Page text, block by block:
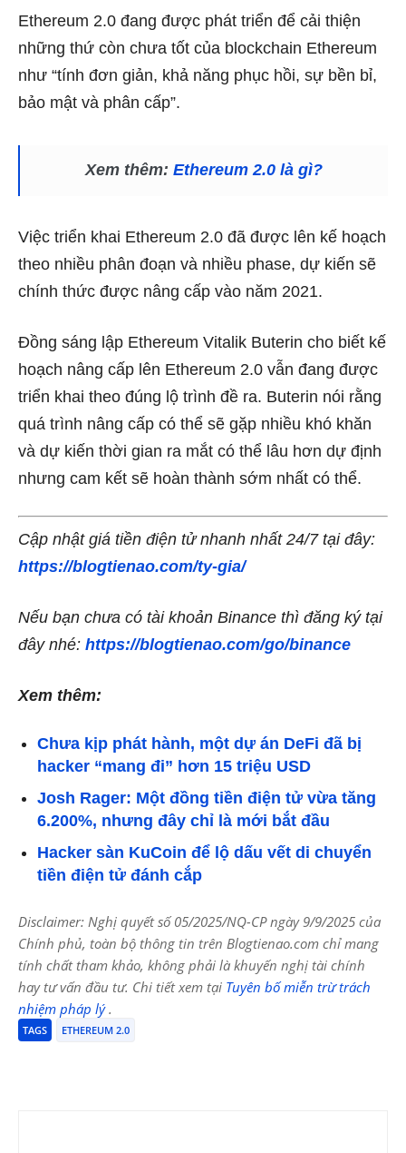
Ethereum 2.0 đang được phát triển để cải thiện
những thứ còn chưa tốt của blockchain Ethereum
như “tính đơn giản, khả năng phục hồi, sự bền bỉ,
bảo mật và phân cấp”.
Xem thêm: Ethereum 2.0 là gì?
Việc triển khai Ethereum 2.0 đã được lên kế hoạch
theo nhiều phân đoạn và nhiều phase, dự kiến sẽ
chính thức được nâng cấp vào năm 2021.
Đồng sáng lập Ethereum Vitalik Buterin cho biết kế
hoạch nâng cấp lên Ethereum 2.0 vẫn đang được
triển khai theo đúng lộ trình đề ra. Buterin nói rằng
quá trình nâng cấp có thể sẽ gặp nhiều khó khăn
và dự kiến thời gian ra mắt có thể lâu hơn dự định
nhưng cam kết sẽ hoàn thành sớm nhất có thể.
Cập nhật giá tiền điện tử nhanh nhất 24/7 tại đây:
https://blogtienao.com/ty-gia/
Nếu bạn chưa có tài khoản Binance thì đăng ký tại
đây nhé: https://blogtienao.com/go/binance
Xem thêm:
Chưa kịp phát hành, một dự án DeFi đã bị
hacker “mang đi” hơn 15 triệu USD
Josh Rager: Một đồng tiền điện tử vừa tăng
6.200%, nhưng đây chỉ là mới bắt đầu
Hacker sàn KuCoin để lộ dấu vết di chuyển
tiền điện tử đánh cắp
Disclaimer: Nghị quyết số 05/2025/NQ-CP ngày 9/9/2025 của
Chính phủ, toàn bộ thông tin trên Blogtienao.com chỉ mang
tính chất tham khảo, không phải là khuyến nghị tài chính
hay tư vấn đầu tư. Chi tiết xem tại Tuyên bố miễn trừ trách
nhiệm pháp lý.
TAGS ETHEREUM 2.0